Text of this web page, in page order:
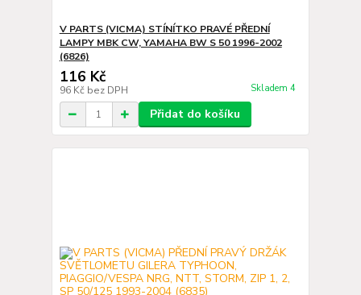
V PARTS (VICMA) STÍNÍTKO PRAVÉ PŘEDNÍ
LAMPY MBK CW, YAMAHA BW S 50 1996-2002
(6826)
116 Kč
96 Kč bez DPH Skladem 4
Přidat do košíku